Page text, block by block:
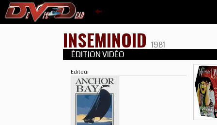
INSEMINOID 1981
ÉDITION VIDÉO
Editeur